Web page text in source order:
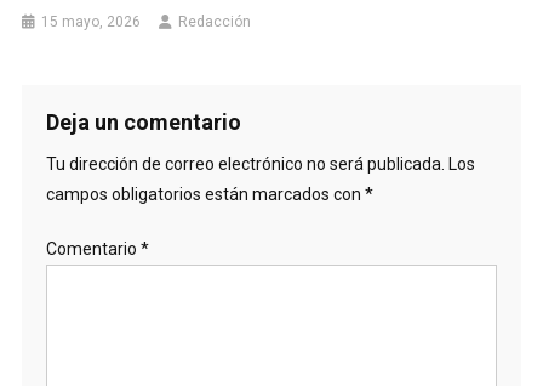
15 mayo, 2026 Redacción
Deja un comentario
Tu dirección de correo electrónico no será publicada. Los
campos obligatorios están marcados con *
Comentario *